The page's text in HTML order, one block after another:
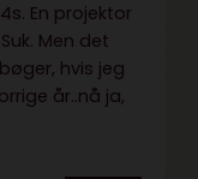
En projektor
Men det
hvis jeg
år..nå ja,